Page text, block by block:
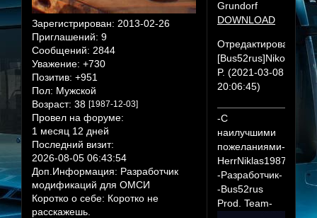
Зарегистрирован: 2013-02-26
Приглашений: 9
Сообщений: 2844
Уважение: +730
Позитив: +951
Пол: Мужской
Возраст: 38 [1987-12-03]
Провел на форуме:
1 месяц 12 дней
Последний визит:
2026-08-05 06:43:54
Доп.Информация: Разработчик
модификаций для ОМСИ
Коротко о себе: Коротко не
расскажешь.
Grundorf
DOWNLOAD
Отредактировано
[Bus52rus]Nikola
P. (2021-03-08
20:06:45)
-С
наилучшими
пожеланиями-
HerrNiklas1987
-Разработчик-
-Bus52rus
Prod. Team-